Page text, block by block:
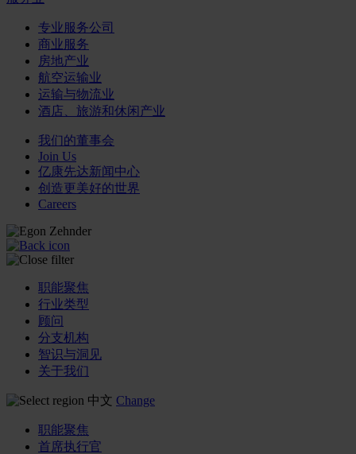
专业服务公司
商业服务
房地产业
航空运输业
运输与物流业
酒店、旅游和休闲产业
我们的董事会
Join Us
亿康先达新闻中心
创造更美好的世界
Careers
职能聚焦
行业类型
顾问
分支机构
智识与洞见
关于我们
中文 Change
职能聚焦
首席执行官